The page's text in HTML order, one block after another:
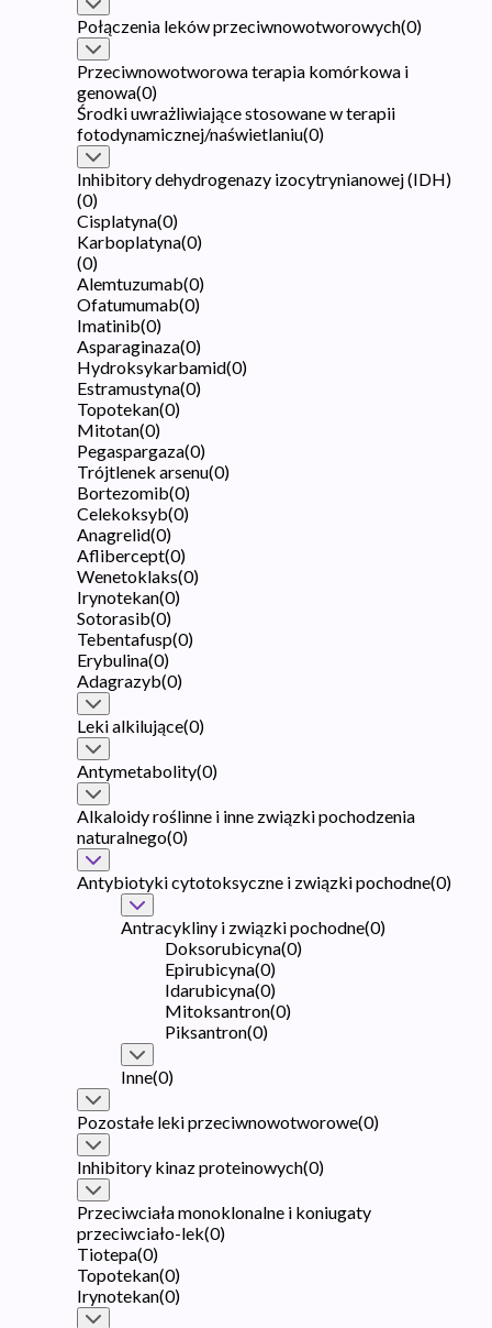
Połączenia leków przeciwnowotworowych(0)
Przeciwnowotworowa terapia komórkowa i
genowa(0)
Środki uwrażliwiające stosowane w terapii
fotodynamicznej/naświetlaniu(0)
Inhibitory dehydrogenazy izocytrynianowej (IDH)
(0)
Cisplatyna(0)
Karboplatyna(0)
(0)
Alemtuzumab(0)
Ofatumumab(0)
Imatinib(0)
Asparaginaza(0)
Hydroksykarbamid(0)
Estramustyna(0)
Topotekan(0)
Mitotan(0)
Pegaspargaza(0)
Trójtlenek arsenu(0)
Bortezomib(0)
Celekoksyb(0)
Anagrelid(0)
Aflibercept(0)
Wenetoklaks(0)
Irynotekan(0)
Sotorasib(0)
Tebentafusp(0)
Erybulina(0)
Adagrazyb(0)
Leki alkilujące(0)
Antymetabolity(0)
Alkaloidy roślinne i inne związki pochodzenia
naturalnego(0)
Antybiotyki cytotoksyczne i związki pochodne(0)
Antracykliny i związki pochodne(0)
Doksorubicyna(0)
Epirubicyna(0)
Idarubicyna(0)
Mitoksantron(0)
Piksantron(0)
Inne(0)
Pozostałe leki przeciwnowotworowe(0)
Inhibitory kinaz proteinowych(0)
Przeciwciała monoklonalne i koniugaty
przeciwciało-lek(0)
Tiotepa(0)
Topotekan(0)
Irynotekan(0)